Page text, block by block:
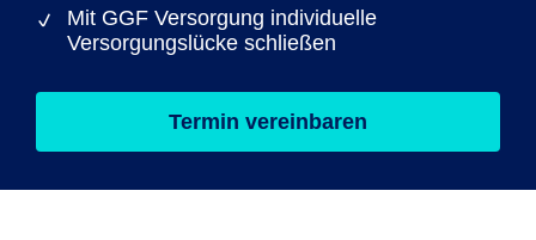
Mit GGF Versorgung individuelle
Versorgungslücke schließen
Termin vereinbaren